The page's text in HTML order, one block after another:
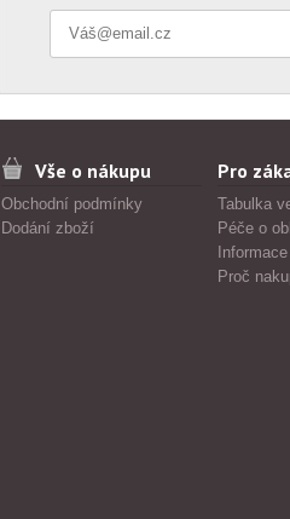
Vše o nákupu
Obchodní podmínky
Dodání zboží
Pro
Tabulka
Péče o
Proč